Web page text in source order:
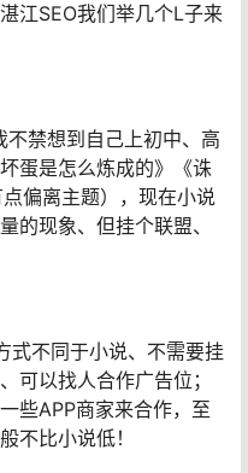
江SEO我们举几个L子来
不禁想到自己上初中、高
蛋是怎么炼成的》《诛
偏离主题），现在小说
的现象、但挂个联盟、
式不同于小说、不需要挂
可以找人合作广告位；
些APP商家来合作，至
不比小说低！